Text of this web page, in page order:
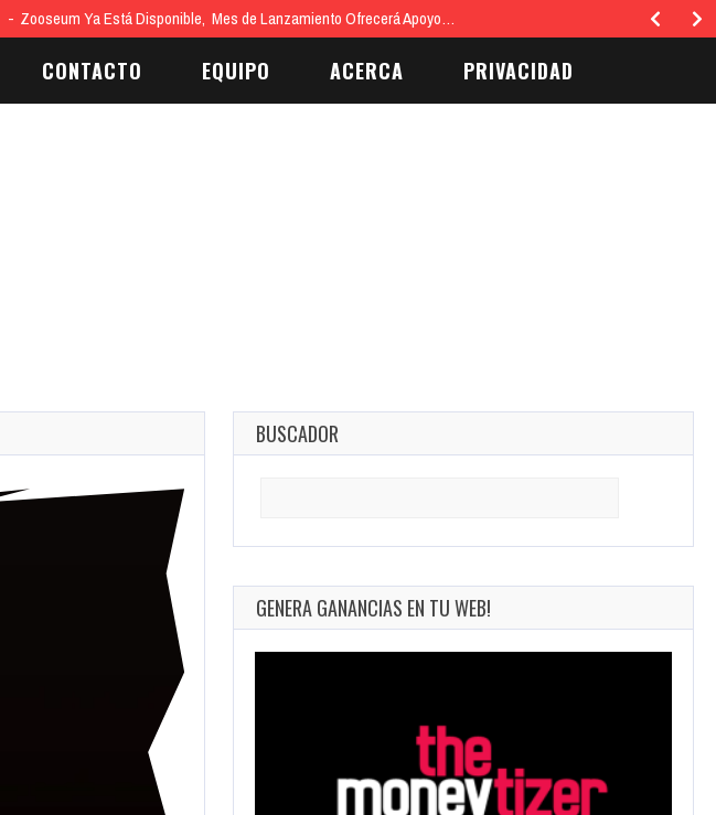
Zooseum Ya Está Disponible, Mes de Lanzamiento Ofrecerá Apoyo…
CONTACTO EQUIPO ACERCA PRIVACIDAD
BUSCADOR
GENERA GANANCIAS EN TU WEB!